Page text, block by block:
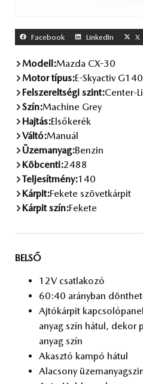
Facebook LinkedIn X
Modell:Mazda CX-30
Motor típus:E-Skyactiv G140
Felszereltségi szint:Center-
Szín:Machine Grey
Hajtás:Elsőkerék
Váltó:Manuál
Üzemanyag:Benzin
Köbcenti:2488
Teljesítmény:140
Kárpit:Fekete szövetkárpit
Kárpit szín:Fekete
BELSŐ
12V csat­la­ko­zó
60:40 arány­ban
Aj­tó­kár­pit
anyag szín há­tul, de­kor
anyag szín
Akasz­tó kam­pó há­tul
Ala­csony